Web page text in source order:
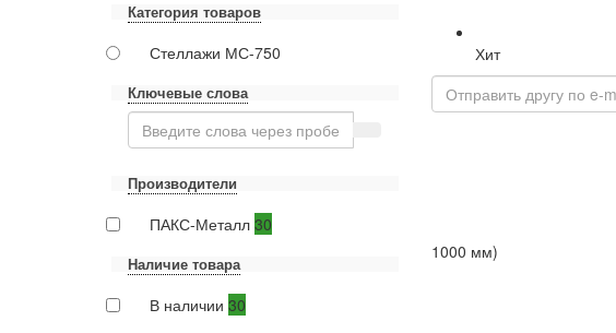
Категория товаров
Стеллажи МС-750
Ключевые слова
Производители
ПАКС-Металл 30
Наличие товара
В наличии 30
Хит
1000 мм)